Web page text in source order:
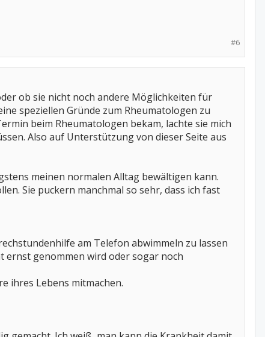
#6
ob sie nicht noch andere Möglichkeiten für
speziellen Gründe zum Rheumatologen zu
beim Rheumatologen bekam, lachte sie mich
Also auf Unterstützung von dieser Seite aus
meinen normalen Alltag bewältigen kann.
Sie puckern manchmal so sehr, dass ich fast
am Telefon abwimmeln zu lassen
ernst genommen wird oder sogar noch
ihres Lebens mitmachen.